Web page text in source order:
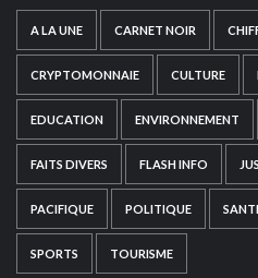
A LA UNE CARNET NOIR
CRYPTOMONNAIE CULTURE
EDUCATION ENVIRONNEMENT
FAITS DIVERS FLASH INFO
PACIFIQUE POLITIQUE
SPORTS TOURISME